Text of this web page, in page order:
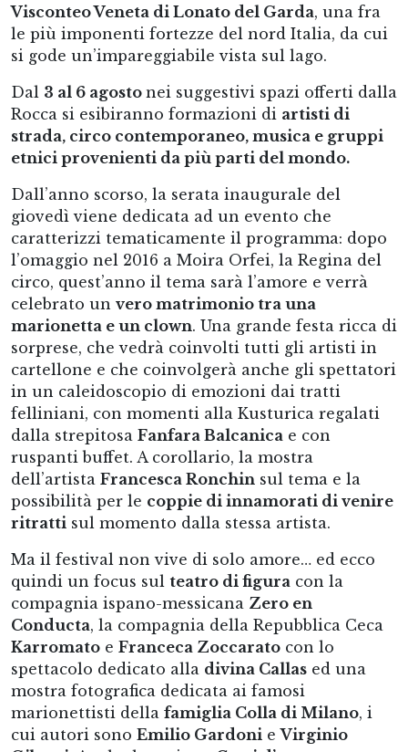
Visconteo Veneta di Lonato del Garda, una fra
le più imponenti fortezze del nord Italia, da cui
si gode un’impareggiabile vista sul lago.
Dal 3 al 6 agosto nei suggestivi spazi offerti dalla
Rocca si esibiranno formazioni di artisti di
strada, circo contemporaneo, musica e gruppi
etnici provenienti da più parti del mondo.
Dall’anno scorso, la serata inaugurale del
giovedì viene dedicata ad un evento che
caratterizzi tematicamente il programma: dopo
l’omaggio nel 2016 a Moira Orfei, la Regina del
circo, quest’anno il tema sarà l’amore e verrà
celebrato un vero matrimonio tra una
marionetta e un clown. Una grande festa ricca di
sorprese, che vedrà coinvolti tutti gli artisti in
cartellone e che coinvolgerà anche gli spettatori
in un caleidoscopio di emozioni dai tratti
felliniani, con momenti alla Kusturica regalati
dalla strepitosa Fanfara Balcanica e con
ruspanti buffet. A corollario, la mostra
dell’artista Francesca Ronchin sul tema e la
possibilità per le coppie di innamorati di venire
ritratti sul momento dalla stessa artista.
Ma il festival non vive di solo amore… ed ecco
quindi un focus sul teatro di figura con la
compagnia ispano-messicana Zero en
Conducta, la compagnia della Repubblica Ceca
Karromato e Franceca Zoccarato con lo
spettacolo dedicato alla divina Callas ed una
mostra fotografica dedicata ai famosi
marionettisti della famiglia Colla di Milano, i
cui autori sono Emilio Gardoni eVirginio